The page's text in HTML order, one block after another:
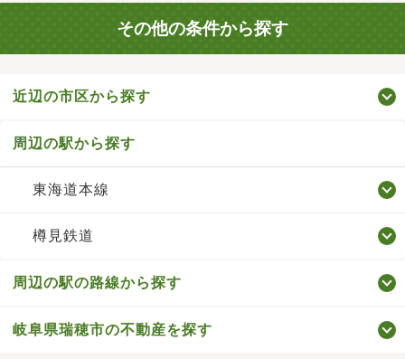
その他の条件から探す
近辺の市区から探す
周辺の駅から探す
東海道本線
樽見鉄道
周辺の駅の路線から探す
岐阜県瑞穂市の不動産を探す